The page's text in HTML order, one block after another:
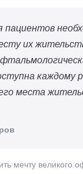
пациентов
их
каждому
места
мечту великого